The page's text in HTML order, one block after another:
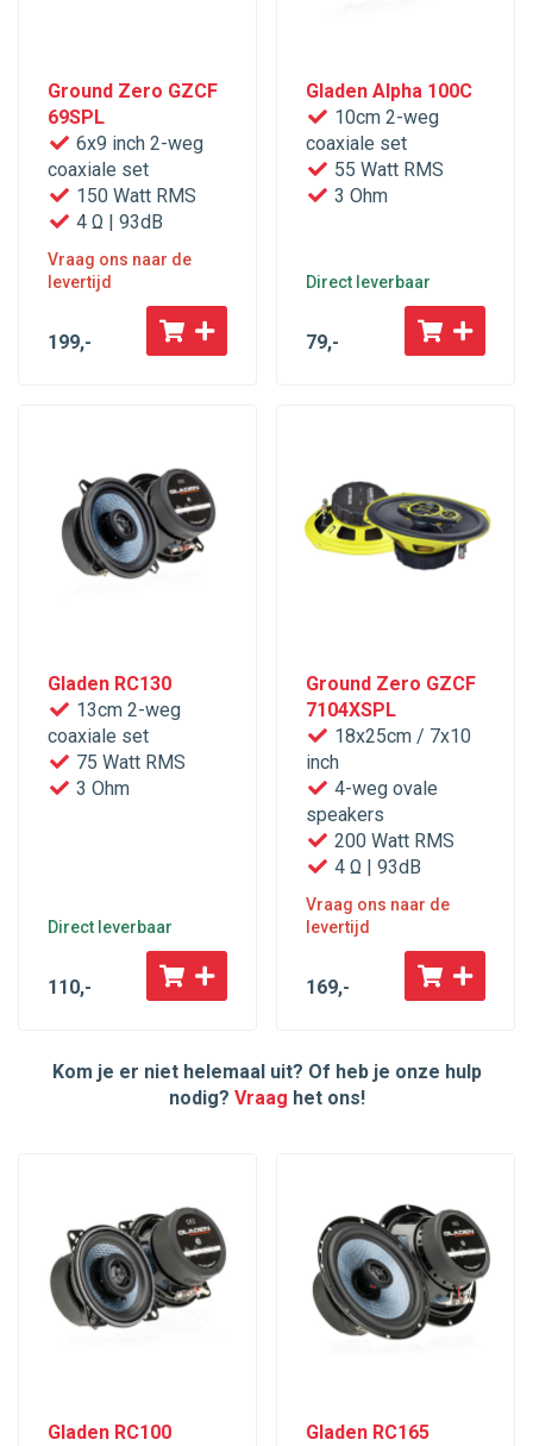
Ground Zero GZCF
69SPL
6x9 inch 2-weg
coaxiale set
150 Watt RMS
4 Ω | 93dB
Vraag ons naar de
levertijd
199,-
Gladen Alpha 100C
10cm 2-weg
coaxiale set
55 Watt RMS
3 Ohm
Direct leverbaar
79,-
Gladen RC130
13cm 2-weg
coaxiale set
75 Watt RMS
3 Ohm
Direct leverbaar
110,-
Ground Zero GZCF
7104XSPL
18x25cm / 7x10
inch
4-weg ovale
speakers
200 Watt RMS
4 Ω | 93dB
Vraag ons naar de
levertijd
169,-
Kom je er niet helemaal uit? Of heb je onze hulp
nodig? Vraag het ons!
Gladen RC100
Gladen RC165